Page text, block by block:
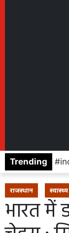
Trending
राजस्थान स्वास्थ्य
भारत में